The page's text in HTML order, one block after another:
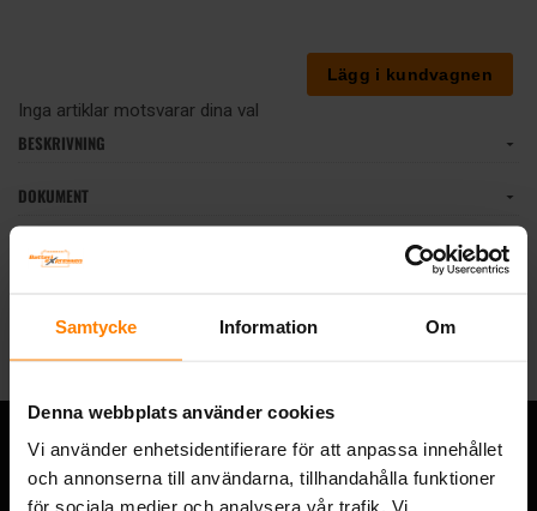
Samtycke Information Om
Denna webbplats använder cookies
Vi använder enhetsidentifierare för att anpassa innehållet
och annonserna till användarna, tillhandahålla funktioner
för sociala medier och analysera vår trafik. Vi
Inga artiklar motsvarar dina val
BESKRIVNING
DOKUMENT
Övrigt